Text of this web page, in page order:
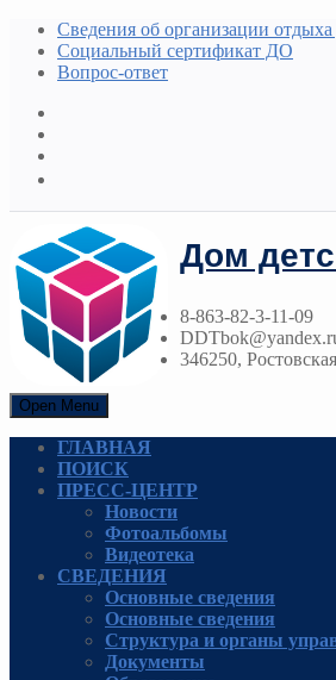
Сведения об организации
Социальный сертификат ДО
Вопрос-ответ
Дом
8-863-82-3-11-09
346250,
Open Menu
ГЛАВНАЯ
ПОИСК
ПРЕСС-ЦЕНТР
Новости
Фотоальбомы
Видеотека
СВЕДЕНИЯ
Основные сведения
Основные сведения
Структура и органы
Документы